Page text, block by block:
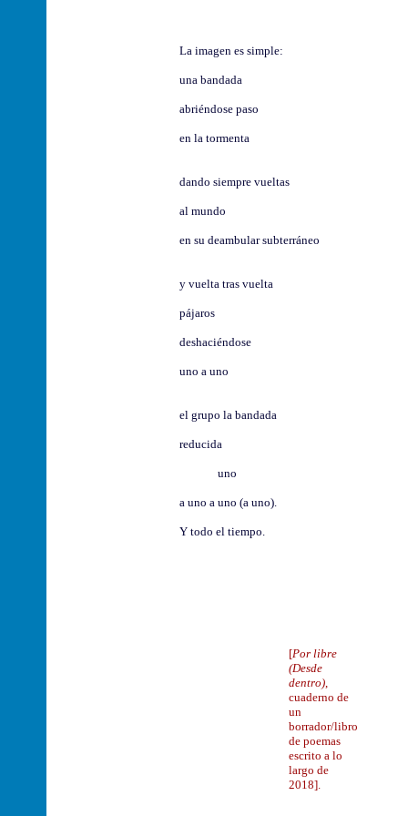
La imagen es simple:
una bandada
abriéndose paso
en la tormenta
dando siempre vueltas
al mundo
en su deambular subterráneo
y vuelta tras vuelta
pájaros
deshaciéndose
uno a uno
el grupo la bandada
reducida
uno
a uno a uno (a uno).
Y todo el tiempo.
[Por libre
(Desde
dentro),
cuaderno de
un
borrador/libro
de poemas
escrito a lo
largo de
2018].